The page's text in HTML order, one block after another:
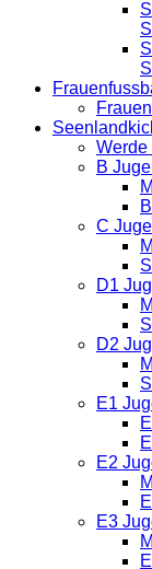
Werde
B
C
D1
D2
E1
E2
E3